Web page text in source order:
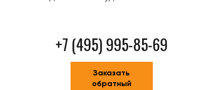
+7 (495) 995-85-69
Заказать
обратный